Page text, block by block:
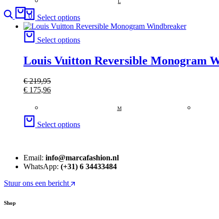
Search
0
Cart
Select options
Select options
Louis Vuitton Reversible Monogram
€219,95
€ 175,96
M
Select options
Email: info@marcafashion.nl
WhatsApp: (+31) 6 34433484
Stuur ons een bericht
Shop